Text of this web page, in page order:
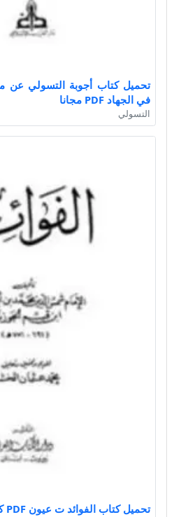
تحميل كتاب أجوبة التسولي عن
في الجهاد PDF مجانا
التسولي
تحميل كتاب الفوائد ت عيون PDF كامل مجانا